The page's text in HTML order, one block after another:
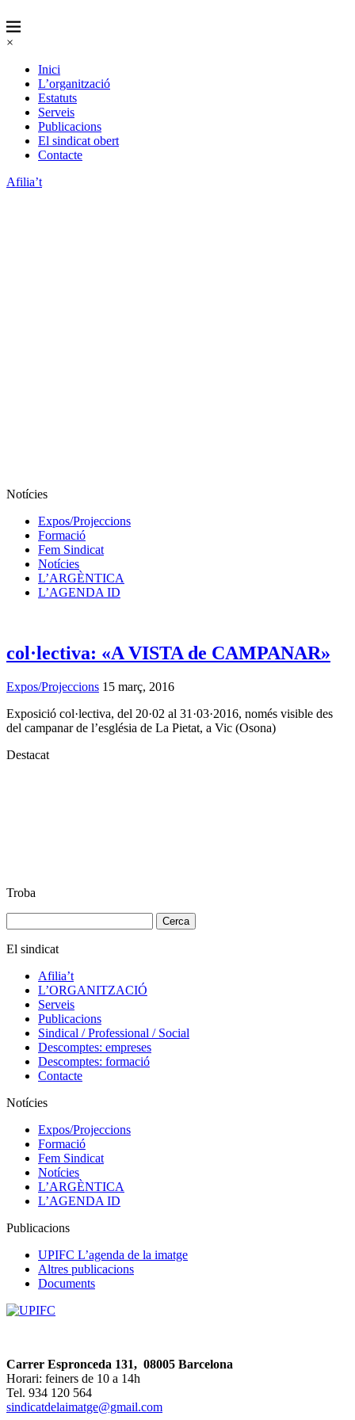
×
Inici
L’organització
Estatuts
Serveis
Publicacions
El sindicat obert
Contacte
Afilia’t
Notícies
Expos/Projeccions
Formació
Fem Sindicat
Notícies
L’ARGÈNTICA
L’AGENDA ID
col·lectiva: «A VISTA de CAMPANAR»
Expos/Projeccions 15 març, 2016
Exposició col·lectiva, del 20·02 al 31·03·2016, només visible des
del campanar de l’església de La Pietat, a Vic (Osona)
Destacat
Troba
El sindicat
Afilia’t
L’ORGANITZACIÓ
Serveis
Publicacions
Sindical / Professional / Social
Descomptes: empreses
Descomptes: formació
Contacte
Notícies
Expos/Projeccions
Formació
Fem Sindicat
Notícies
L’ARGÈNTICA
L’AGENDA ID
Publicacions
UPIFC L’agenda de la imatge
Altres publicacions
Documents
Carrer Espronceda 131, 08005 Barcelona
Horari: feiners de 10 a 14h
Tel. 934 120 564
sindicatdelaimatge@gmail.com